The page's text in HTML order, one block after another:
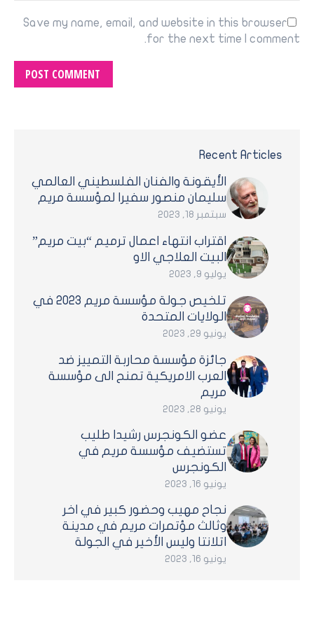
Save my name, email, and website in this browser
for the next time I comment.
POST COMMENT
Recent Articles
الأيقونة والفنان الفلسطيني العالمي
سليمان منصور سفيرا لمؤسسة مريم
سبتمبر 18, 2023
اقتراب انتهاء اعمال ترميم “بيت مريم”
البيت العلاجي الاو
يوليو 9, 2023
تلخيص جولة مؤسسة مريم 2023 في
الولايات المتحدة
يونيو 29, 2023
جائزة مؤسسة محاربة التمييز ضد
العرب الامريكية تمنح الى مؤسسة
مريم
يونيو 28, 2023
عضو الكونجرس رشيدا طليب
تستضيف مؤسسة مريم في
الكونجرس
يونيو 16, 2023
نجاح مهيب وحضور كبير في اخر
وثالث مؤتمرات مريم في مدينة
اتلانتا وليس الأخير في الجولة
يونيو 16, 2023